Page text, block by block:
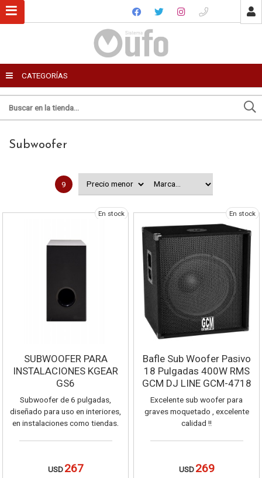
Mensaje
USUARIO
Olvidé mi clave Registro
CATEGORÍAS
Subwoofer
9
En stock
SUBWOOFER PARA
INSTALACIONES KGEAR
GS6
Subwoofer de 6 pulgadas,
diseñado para uso en interiores,
en instalaciones como tiendas,
201
USD 267
En stock
Bafle Sub Woofer Pasivo
18 Pulgadas 400W RMS
GCM DJ LINE GCM-4718
Excelente sub woofer para
graves moquetado , excelente
calidad !!
USD 269